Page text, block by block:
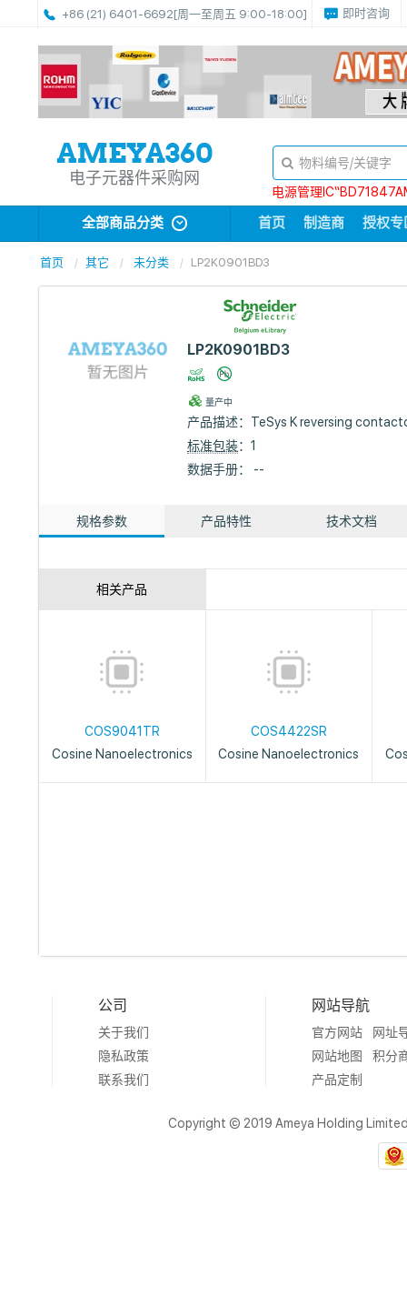
+86 (21) 6401-6692[周一至周五 9:00-18:00] 即时咨询
电子元器件采购网
电源管理
全部商品分类 首页 制造商 授权专
首页 其它 未分类 LP2K0901BD3
LP2K0901BD3
量产中
产品描述： TeSys K reversing
标准包装：1
数据手册： --
规格参数 产品特性 技术文档
相关产品
COS9041TR
Cosine Nanoelectronics
COS4422SR
Cosine Nanoelectronics
公司
关于我们
隐私政策
联系我们
网站导航
官方网站
网址
网站地图
积分
产品定制
Copyright © 2019 Ameya Holding